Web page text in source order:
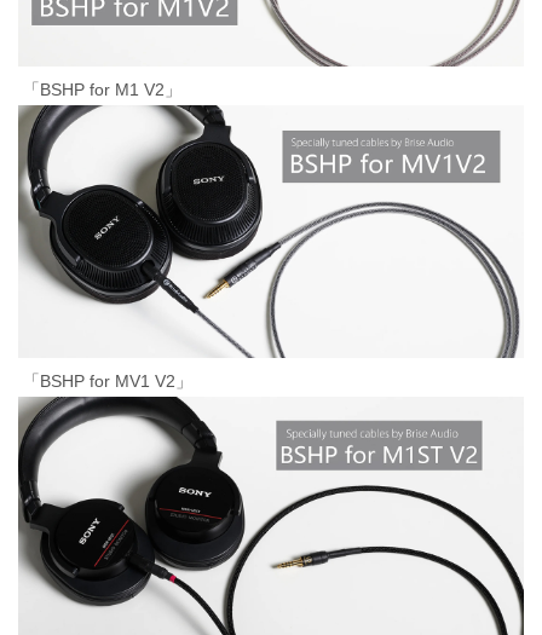
「BSHP for M1 V2」
「BSHP for MV1 V2」